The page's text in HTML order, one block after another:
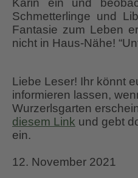
Karin ein und
Schmetterlinge und
Fantasie zum Leben
nicht in Haus-Nähe!
Liebe Leser! Ihr könnt
informieren lassen,
Wurzerlsgarten
diesem Link und gebt
ein.
12. November 2021